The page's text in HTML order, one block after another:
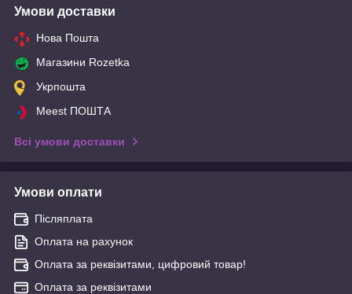
Умови доставки
Нова Пошта
Магазини Rozetka
Укрпошта
Meest ПОШТА
Всі умови доставки
Умови оплати
Післяплата
Оплата на рахунок
Оплата за реквізитами, цифровий товар!
Оплата за реквізитами